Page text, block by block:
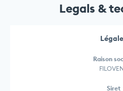
Legals &
Raison
Siret